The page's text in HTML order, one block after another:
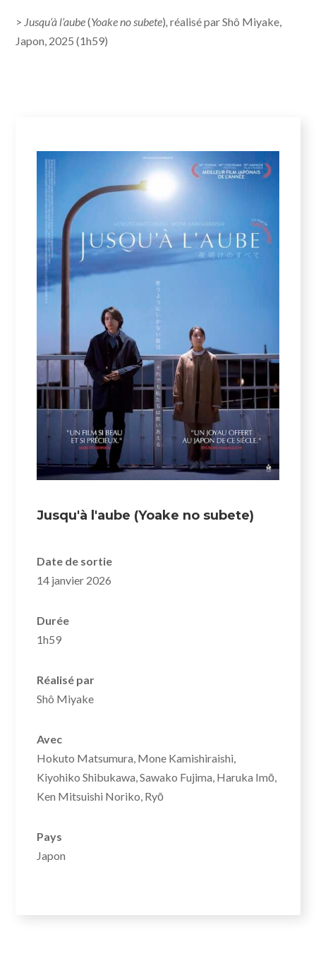
> Jusqu’à l’aube(Yoake no subete),réalisé par Shô Miyake,
Japon, 2025 (1h59)
Jusqu'à l'aube (Yoake no subete)
Date de sortie
14 janvier 2026
Durée
1h59
Réalisé par
Shô Miyake
Avec
Hokuto Matsumura, Mone Kamishiraishi,
Kiyohiko Shibukawa, Sawako Fujima, Haruka Imō,
Ken Mitsuishi Noriko, Ryō
Pays
Japon